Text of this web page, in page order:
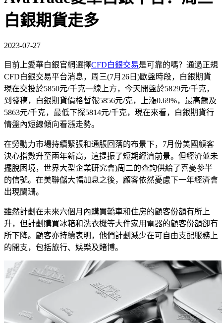
白銀期貨走多
2023-07-27
目前上愛華白銀官網選擇CFD白銀交易是可靠的嗎？通過正規
CFD白銀交易平台消息，周三(7月26日)歐盤時段，白銀期貨
現在交投於5850元/千克一線上方，今天開盤於5829元/千克，
到發稿，白銀期貨價格暫報5856元/克，上漲0.69%，最高觸及
5863元/千克，最低下探5814元/千克，現在來看，白銀期貨行
情盤內短線傾向看漲走勢。
在勞動力市場持續緊張和通脹回落的布景下，7月份美國顧客
決心指數升至兩年新高，這提振了短期經濟前景。但經濟並未
擺脫困境，世界大型企業研究會)周二的查詢供給了喜憂參半
的信號。在美聯儲大幅加息之後，顧客依然憂慮下一年經濟會
出現闌珊。
雖然計劃在未來六個月內購買轎車和住房的顧客份額有所上
升，但計劃購買冰箱和洗衣機等大件家用電器的顧客份額卻有
所下降。顧客亦持續表明，他們計劃減少在可自由支配服務上
的開支，包括旅行、娛樂及賭博。